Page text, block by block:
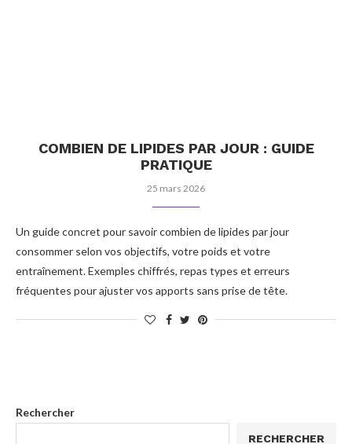
COMBIEN DE LIPIDES PAR JOUR : GUIDE
PRATIQUE
25 mars 2026
Un guide concret pour savoir combien de lipides par jour
consommer selon vos objectifs, votre poids et votre
entraînement. Exemples chiffrés, repas types et erreurs
fréquentes pour ajuster vos apports sans prise de tête.
Rechercher
RECHERCHER